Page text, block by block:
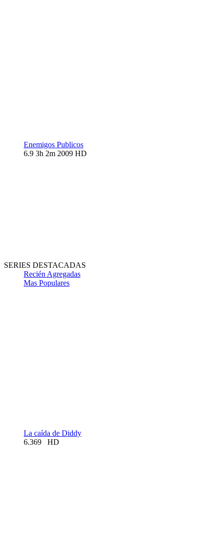
Enemigos Publicos
6.9 3h 2m 2009 HD
SERIES DESTACADAS
Recién Agregadas
Mas Populares
La caída de Diddy
6.369
HD